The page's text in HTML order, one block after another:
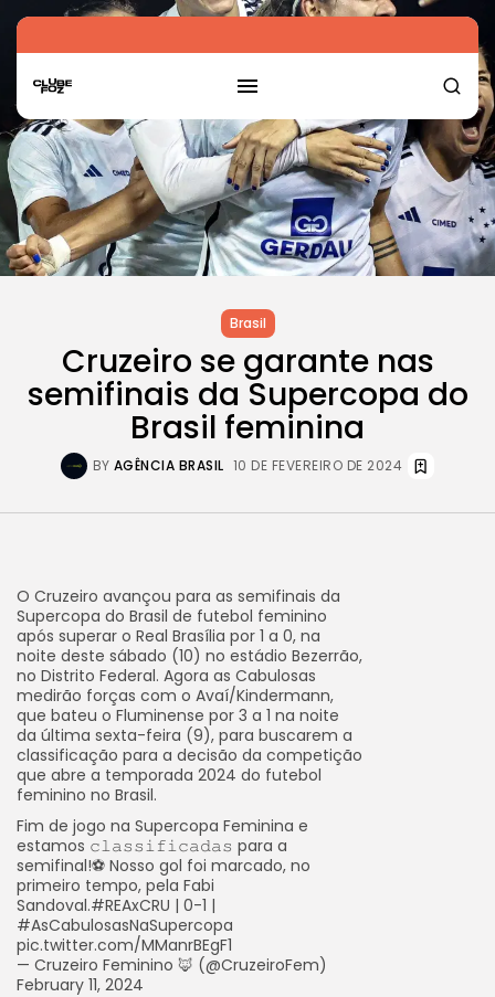
Brasil
Cruzeiro se garante nas
semifinais da Supercopa do
Brasil feminina
BY AGÊNCIA BRASIL 10 DE FEVEREIRO DE 2024
O Cruzeiro avançou para as semifinais da
Supercopa do Brasil de futebol feminino
após superar o Real Brasília por 1 a 0, na
noite deste sábado (10) no estádio Bezerrão,
no Distrito Federal. Agora as Cabulosas
medirão forças com o Avaí/Kindermann,
que bateu o Fluminense por 3 a 1 na noite
da última sexta-feira (9), para buscarem a
classificação para a decisão da competição
que abre a temporada 2024 do futebol
feminino no Brasil.
Fim de jogo na Supercopa Feminina e
estamos 𝚌𝚕𝚊𝚜𝚜𝚒𝚏𝚒𝚌𝚊𝚍𝚊𝚜 para a
semifinal!⚽ Nosso gol foi marcado, no
primeiro tempo, pela Fabi
Sandoval.#REAxCRU | 0-1 |
#AsCabulosasNaSupercopa
pic.twitter.com/MManrBEgF1
— Cruzeiro Feminino 🦊 (@CruzeiroFem)
February 11, 2024